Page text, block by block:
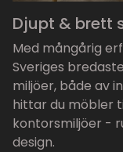
Djupt & brett
Med mångårig
Sveriges
miljöer, både av
hittar du möbler
kontorsmiljöer -
design.